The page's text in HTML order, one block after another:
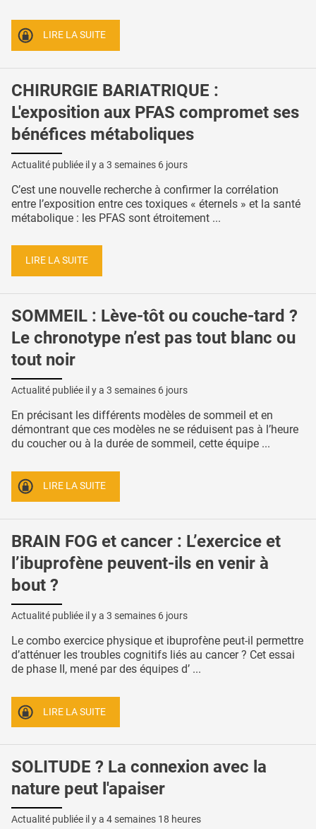
LIRE LA SUITE
CHIRURGIE BARIATRIQUE :
L'exposition aux PFAS compromet ses
bénéfices métaboliques
Actualité publiée il y a 3 semaines 6 jours
C’est une nouvelle recherche à confirmer la corrélation
entre l’exposition entre ces toxiques « éternels » et la santé
métabolique : les PFAS sont étroitement ...
LIRE LA SUITE
SOMMEIL : Lève-tôt ou couche-tard ?
Le chronotype n’est pas tout blanc ou
tout noir
Actualité publiée il y a 3 semaines 6 jours
En précisant les différents modèles de sommeil et en
démontrant que ces modèles ne se réduisent pas à l’heure
du coucher ou à la durée de sommeil, cette équipe ...
LIRE LA SUITE
BRAIN FOG et cancer : L’exercice et
l’ibuprofène peuvent-ils en venir à
bout ?
Actualité publiée il y a 3 semaines 6 jours
Le combo exercice physique et ibuprofène peut-il permettre
d’atténuer les troubles cognitifs liés au cancer ? Cet essai
de phase II, mené par des équipes d’ ...
LIRE LA SUITE
SOLITUDE ? La connexion avec la
nature peut l'apaiser
Actualité publiée il y a 4 semaines 18 heures